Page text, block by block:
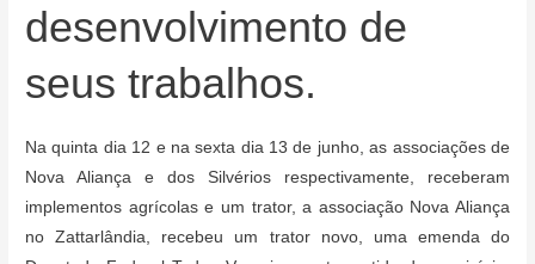
desenvolvimento de
seus trabalhos.
Na quinta dia 12 e na sexta dia 13 de junho, as associações de
Nova Aliança e dos Silvérios respectivamente, receberam
implementos agrícolas e um trator, a associação Nova Aliança
no Zattarlândia, recebeu um trator novo, uma emenda do